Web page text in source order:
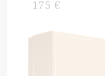
175 €